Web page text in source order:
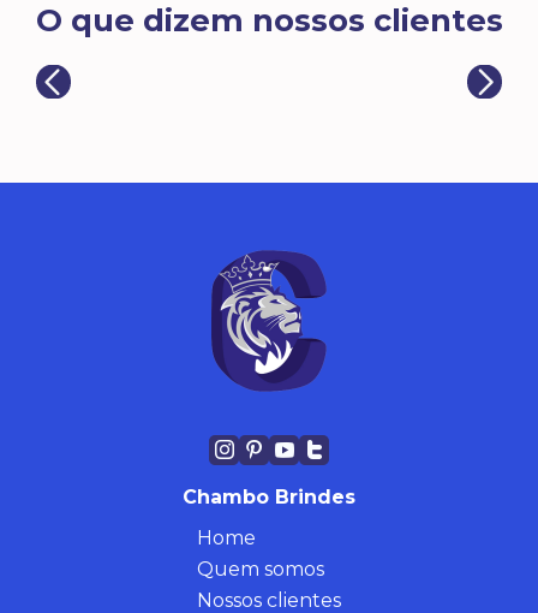
O que dizem nossos clientes
Chambo Brindes
Home
Quem somos
Nossos clientes